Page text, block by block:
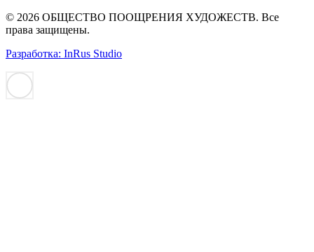
© 2026 ОБЩЕСТВО ПООЩРЕНИЯ ХУДОЖЕСТВ. Все
права защищены.
Разработка: InRus Studio